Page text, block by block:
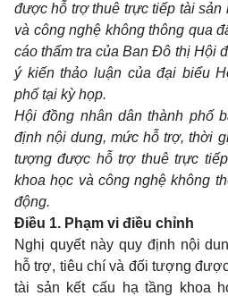
được hỗ trợ thuê trực tiếp tài sản
và công nghệ không thông qua
cáo thẩm tra của Ban Đô thị Hội
ý kiến thảo luận của đại biểu
phố tại kỳ họp.
Hội đồng nhân dân thành phố
định nội dung, mức hỗ trợ, thời
tượng được hỗ trợ thuê trực
khoa học và công nghệ không
động.
Điều 1. Phạm vi điều chỉnh
Nghị quyết này quy định nội
hỗ trợ, tiêu chí và đối tượng
tài sản kết cấu hạ tầng khoa